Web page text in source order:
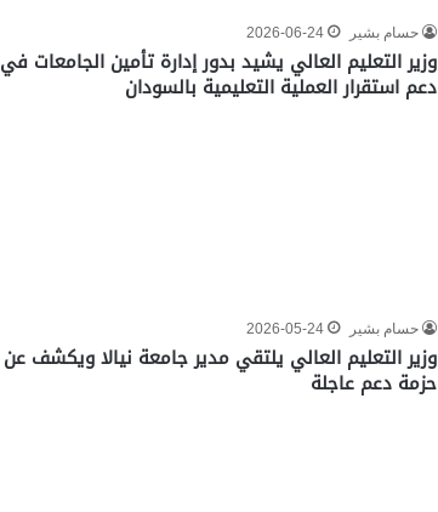
حسام بشير 2026-06-24
وزير التعليم العالي يشيد بدور إدارة تأمين الجامعات في
دعم استقرار العملية التعليمية بالسودان
حسام بشير 2026-05-24
وزير التعليم العالي يلتقي مدير جامعة نيالا ويكشف عن
حزمة دعم عاجلة